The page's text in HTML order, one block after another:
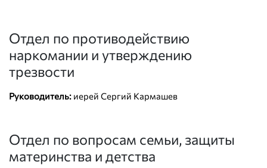
Отдел по противодействию
наркомании и утверждению
трезвости
Руководитель: иерей Сергий Кармашев
Отдел по вопросам семьи, защиты
материнства и детства